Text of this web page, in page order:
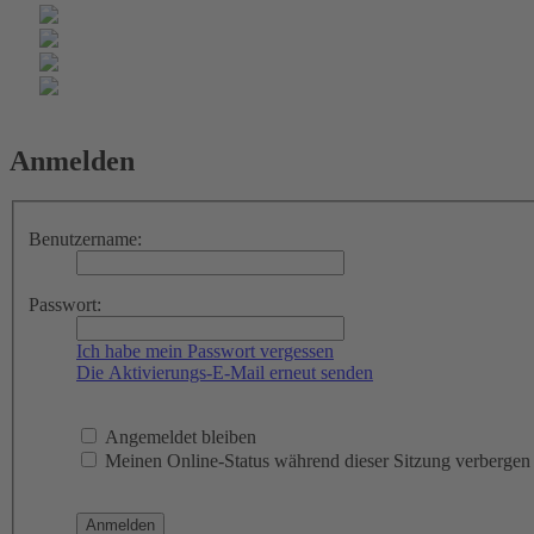
Anmelden
Benutzername:
Passwort:
Ich habe mein Passwort vergessen
Die Aktivierungs-E-Mail erneut senden
Angemeldet bleiben
Meinen Online-Status während dieser Sitzung verbergen